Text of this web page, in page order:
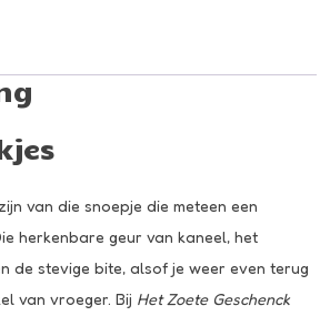
van die snoepje die meteen een
herkenbare geur van kaneel, het
de stevige bite, alsof je weer even terug
van vroeger. Bij Het Zoete Geschenck